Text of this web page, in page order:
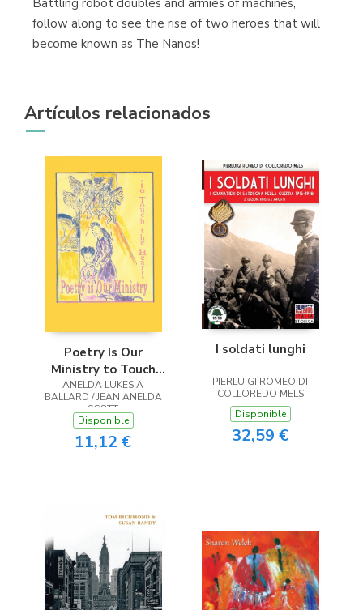
Battling robot doubles and armies of machines,
follow along to see the rise of two heroes that will
become known as The Nanos!
Artículos relacionados
Poetry Is Our
Ministry to Touch
the Heart
ANELDA LUKESIA
BALLARD / JEAN ANELDA
SCOTT
Disponible
11,12 €
I soldati lunghi
PIERLUIGI ROMEO DI
COLLOREDO MELS
Disponible
32,59 €